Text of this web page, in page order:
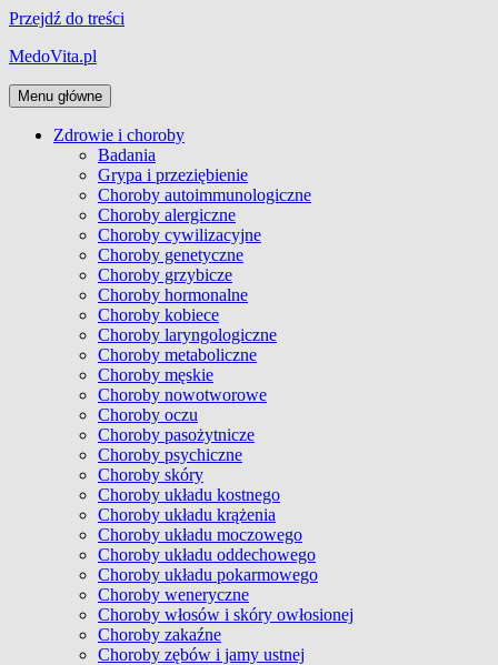
Przejdź do treści
MedoVita.pl
Menu główne
Zdrowie i choroby
Badania
Grypa i przeziębienie
Choroby autoimmunologiczne
Choroby alergiczne
Choroby cywilizacyjne
Choroby genetyczne
Choroby grzybicze
Choroby hormonalne
Choroby kobiece
Choroby laryngologiczne
Choroby metaboliczne
Choroby męskie
Choroby nowotworowe
Choroby oczu
Choroby pasożytnicze
Choroby psychiczne
Choroby skóry
Choroby układu kostnego
Choroby układu krążenia
Choroby układu moczowego
Choroby układu oddechowego
Choroby układu pokarmowego
Choroby weneryczne
Choroby włosów i skóry owłosionej
Choroby zakaźne
Choroby zębów i jamy ustnej